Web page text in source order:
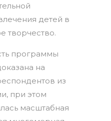
детей в
творчество.
программы
на
из
при этом
масштабная